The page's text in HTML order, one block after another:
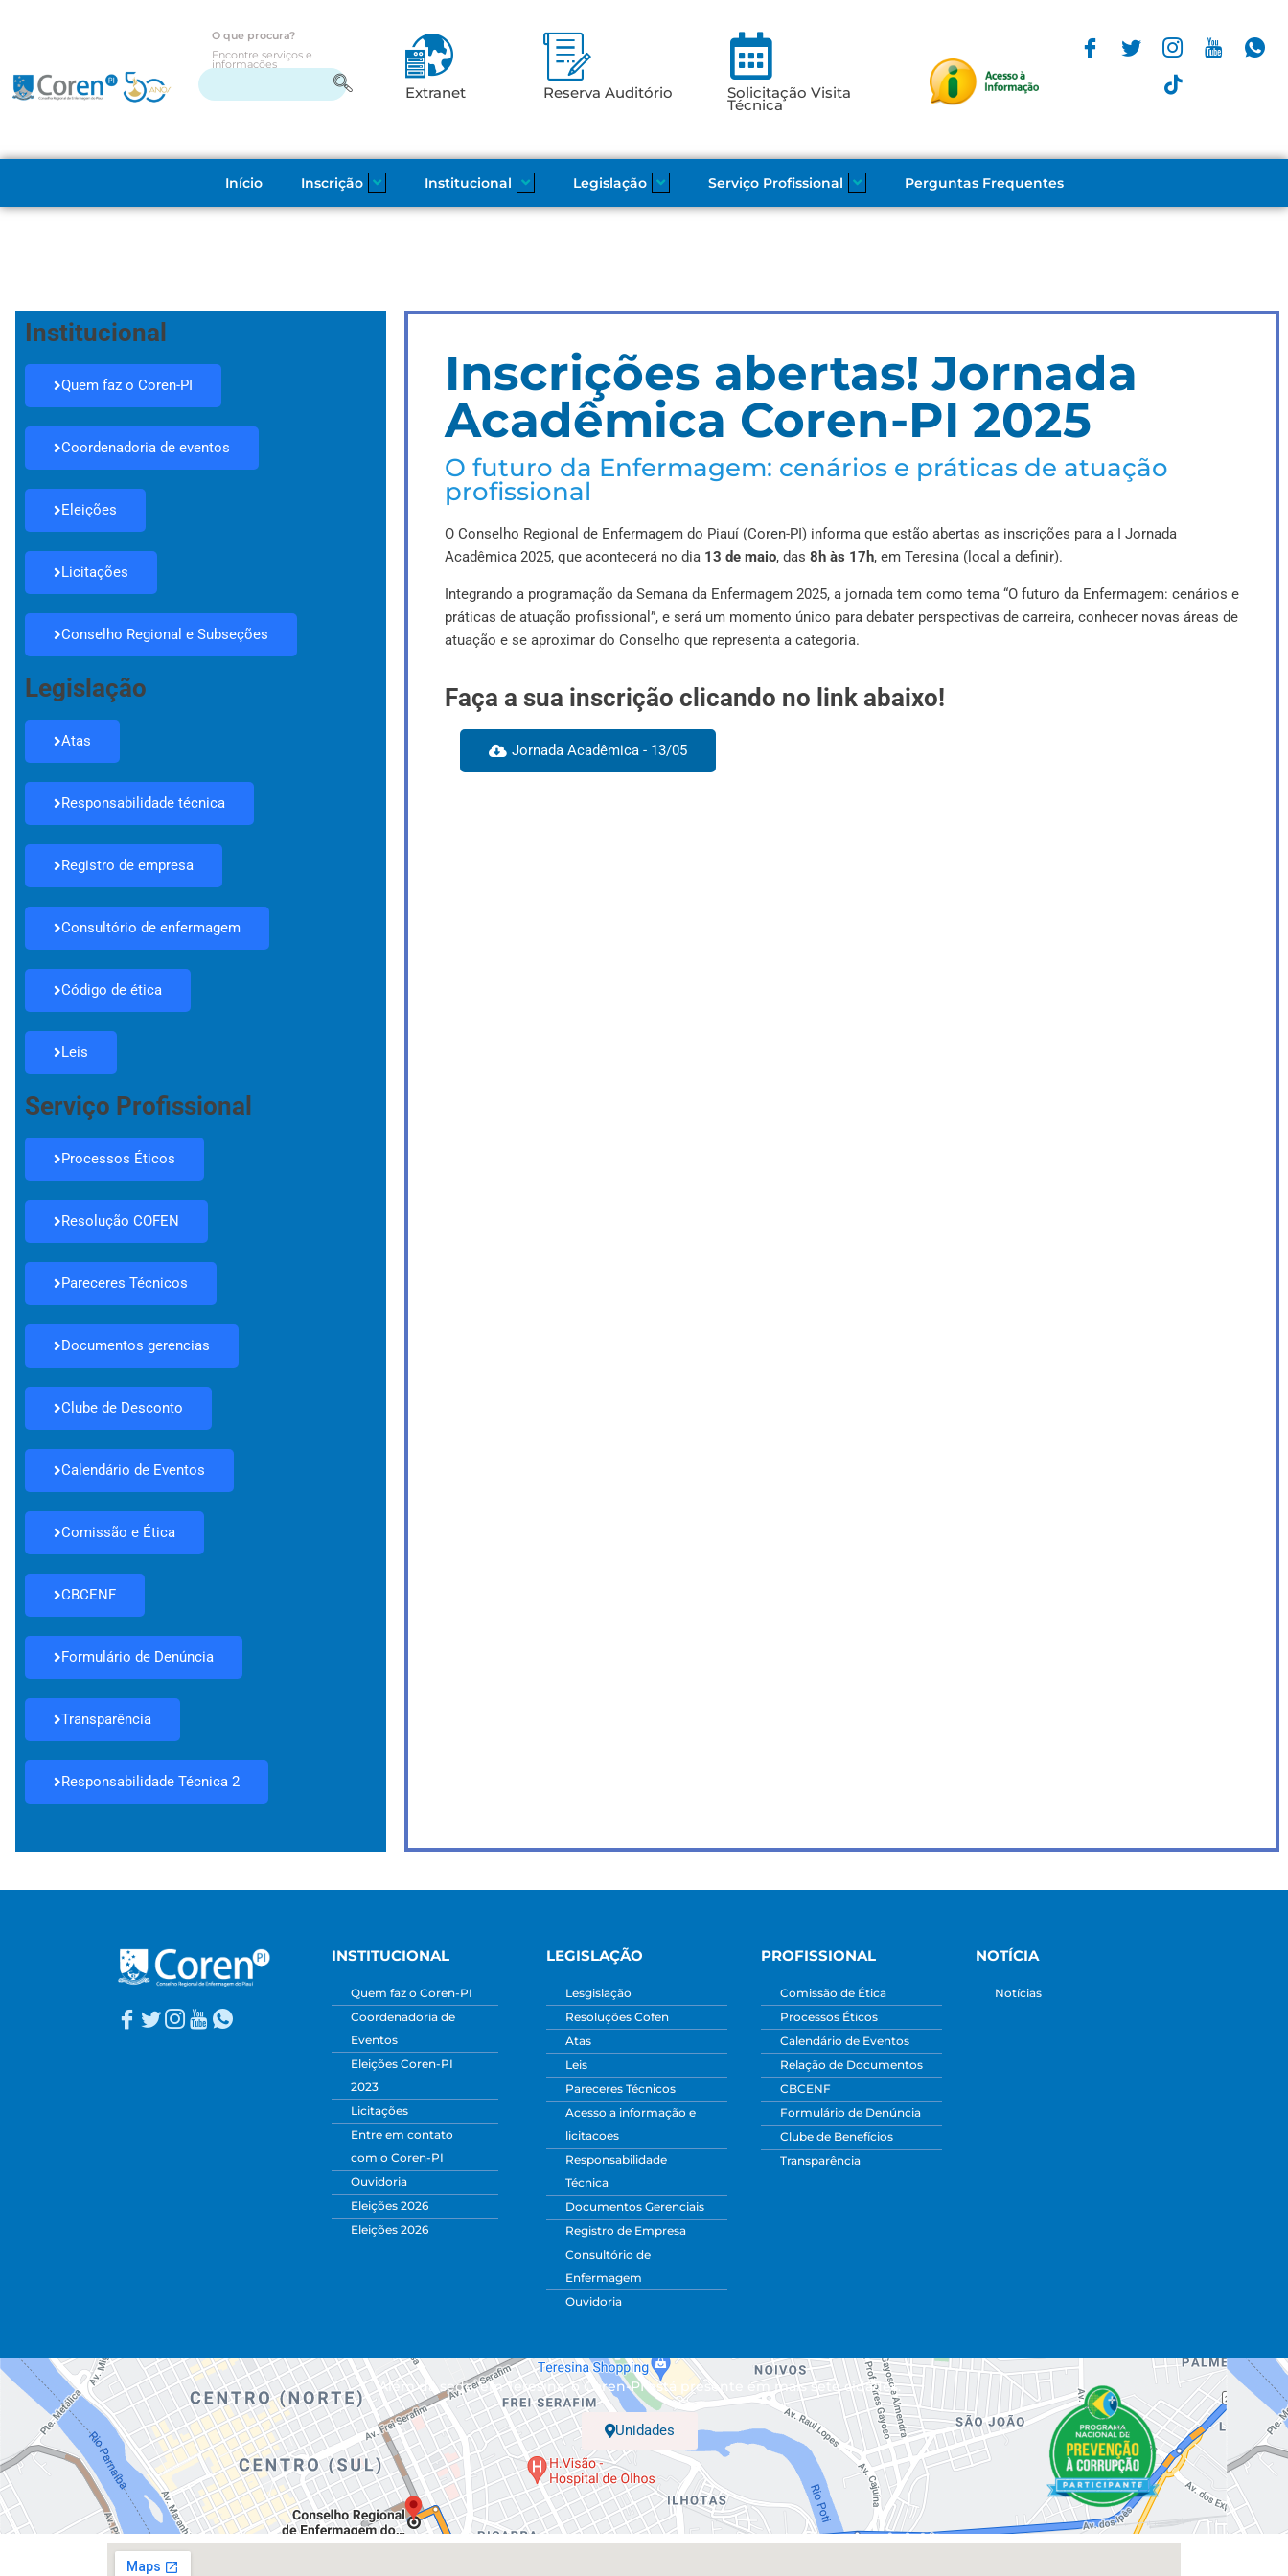
O que procura?
Encontre serviços e
informações
Extranet Reserva Auditório Solicitação Visita
Técnica
Início Inscrição Institucional Legislação Serviço Profissional Perguntas Frequentes
Institucional
Quem faz o Coren-PI
Coordenadoria de eventos
Eleições
Licitações
Conselho Regional e Subseções
Legislação
Atas
Responsabilidade técnica
Registro de empresa
Consultório de enfermagem
Código de ética
Leis
Serviço Profissional
Processos Éticos
Resolução COFEN
Pareceres Técnicos
Documentos gerencias
Clube de Desconto
Calendário de Eventos
Comissão e Ética
CBCENF
Formulário de Denúncia
Transparência
Responsabilidade Técnica 2
Inscrições abertas! Jornada
Acadêmica Coren-PI 2025
O futuro da Enfermagem: cenários e práticas de atuação
profissional
O Conselho Regional de Enfermagem do Piauí (Coren-PI) informa que estão abertas as inscrições para a I Jornada
Acadêmica 2025, que acontecerá no dia13 de maio, das 8h às 17h, em Teresina (local a definir).
Integrando a programação da Semana da Enfermagem 2025, a jornada tem como tema “O futuro da Enfermagem: cenários e
práticas de atuação profissional”, e será um momento único para debater perspectivas de carreira, conhecer novas áreas de
atuação e se aproximar do Conselho que representa a categoria.
Faça a sua inscrição clicando no link abaixo!
Jornada Acadêmica - 13/05
INSTITUCIONAL
Quem faz o Coren-PI
Coordenadoria de
Eventos
Eleições Coren-PI
2023
Licitações
Entre em contato
com o Coren-PI
Ouvidoria
Eleições 2026
Eleições 2026
LEGISLAÇÃO
Lesgislação
Resoluções Cofen
Atas
Leis
Pareceres Técnicos
Acesso a informação e
licitacoes
Responsabilidade
Técnica
Documentos Gerenciais
Registro de Empresa
Consultório de
Enfermagem
Ouvidoria
PROFISSIONAL
Comissão de Ética
Processos Éticos
Calendário de Eventos
Relação de Documentos
CBCENF
Formulário de Denúncia
Clube de Benefícios
Transparência
NOTÍCIA
Notícias
Além da sede, em Teresina, o Coren-PI está presente em mais sete cidades.
Unidades